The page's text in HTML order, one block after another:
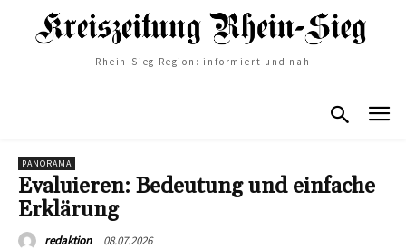
Rhein-Sieg Region: informiert und nah
PANORAMA
Evaluieren: Bedeutung und einfache
Erklärung
redaktion 08.07.2026